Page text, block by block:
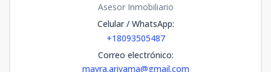
Asesor Inmobiliario
Celular / WhatsApp:
+18093505487
Correo electrónico:
mayra.ariyama@gmail.com